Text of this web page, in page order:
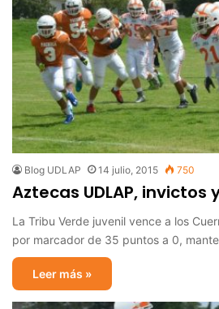
Blog UDLAP 14 julio, 2015 750
Aztecas UDLAP, invictos
La Tribu Verde juvenil vence a los
por marcador de 35 puntos a 0,
Leer más »